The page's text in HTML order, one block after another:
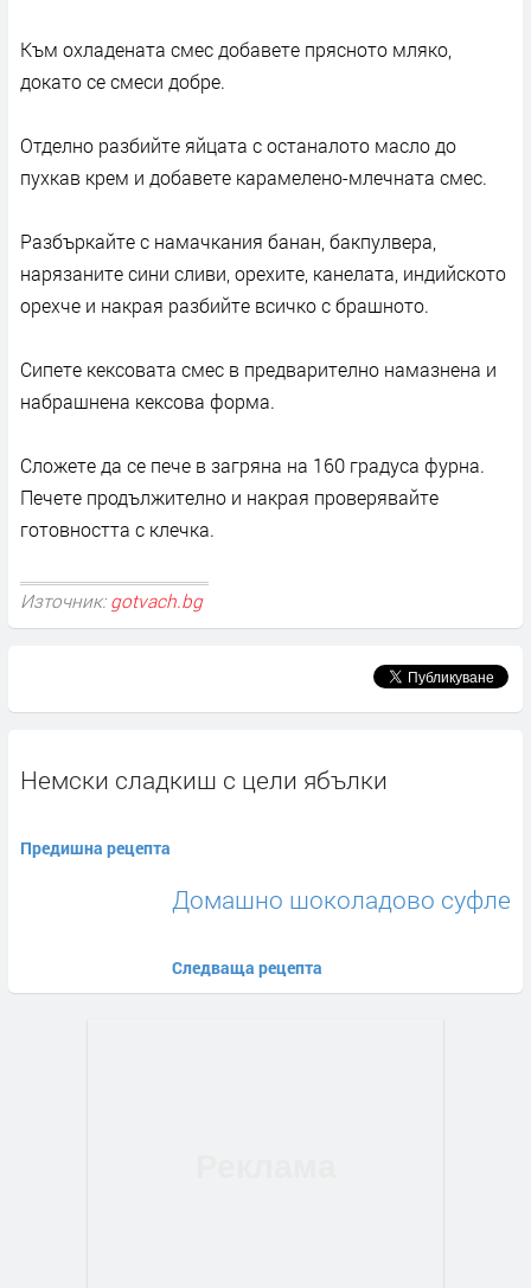
Към охладената смес добавете прясното мляко,
докато се смеси добре.
Отделно разбийте яйцата с останалото масло до
пухкав крем и добавете карамелено-млечната смес.
Разбъркайте с намачкания банан, бакпулвера,
нарязаните сини сливи, орехите, канелата, индийското
орехче и накрая разбийте всичко с брашното.
Сипете кексовата смес в предварително намазнена и
набрашнена кексова форма.
Сложете да се пече в загряна на 160 градуса фурна.
Печете продължително и накрая проверявайте
готовността с клечка.
Източник: gotvach.bg
Немски сладкиш с цели ябълки
Предишна рецепта
Домашно шоколадово суфле
Следваща рецепта